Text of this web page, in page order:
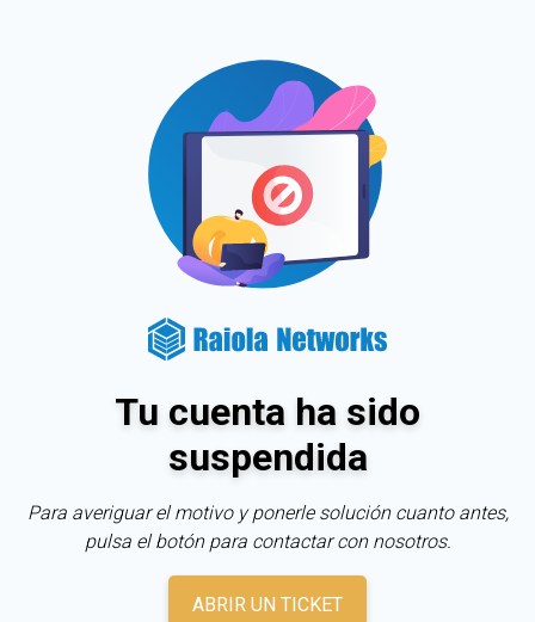
Tu cuenta ha sido
suspendida
Para averiguar el motivo y ponerle solución cuanto antes,
pulsa el botón para contactar con nosotros.
ABRIR UN TICKET